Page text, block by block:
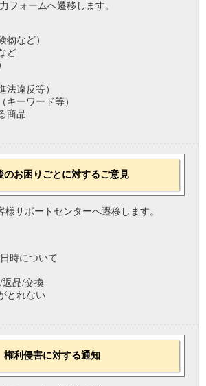
フォームへ遷移します。
物など）
ど
法違反等）
キーワード等）
商品
のお困りごとに対するご意見
様サポートセンターへ遷移します。
時について
返品/交換
とれない
権利侵害に対する通知